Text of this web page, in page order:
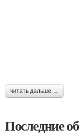
читать дальше →
Последние